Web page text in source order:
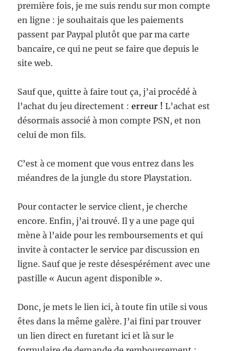
première fois, je me suis rendu sur mon compte
en ligne : je souhaitais que les paiements
passent par Paypal plutôt que par ma carte
bancaire, ce qui ne peut se faire que depuis le
site web.
Sauf que, quitte à faire tout ça, j’ai procédé à
l’achat du jeu directement :erreur ! L’achat est
désormais associé à mon compte PSN, et non
celui de mon fils.
C’est à ce moment que vous entrez dans les
méandres de la jungle du store Playstation.
Pour contacter le service client, je cherche
encore. Enfin, j’ai trouvé. Il y a une page qui
mène à l’aide pour les remboursements et qui
invite à contacter le service par discussion en
ligne. Sauf que je reste désespérément avec une
pastille « Aucun agent disponible ».
Donc, je mets le lien ici, à toute fin utile si vous
êtes dans la même galère. J’ai fini par trouver
un lien direct en furetant ici et là sur le